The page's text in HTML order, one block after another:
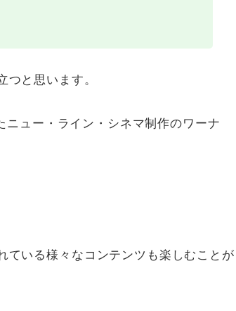
と思います。
ニュー・ライン・シネマ制作のワーナ
ている様々なコンテンツも楽しむことが